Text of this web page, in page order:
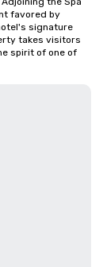
favored by
signature
takes visitors
spirit of one of